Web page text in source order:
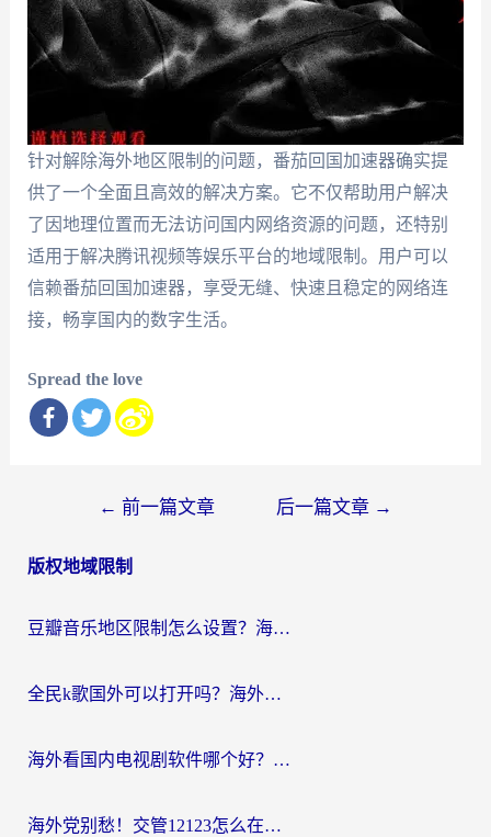
针对解除海外地区限制的问题，番茄回国加速器确实提
供了一个全面且高效的解决方案。它不仅帮助用户解决
了因地理位置而无法访问国内网络资源的问题，还特别
适用于解决腾讯视频等娱乐平台的地域限制。用户可以
信赖番茄回国加速器，享受无缝、快速且稳定的网络连
接，畅享国内的数字生活。
Spread the love
导
← 前一篇文章 后一篇文章 →
版权地域限制
豆瓣音乐地区限制怎么设置？海外党亲测有效的回国加速方案来了
全民k歌国外可以打开吗？海外党听国内音乐听书的实用指南
海外看国内电视剧软件哪个好？留学生亲测有效的追剧加速方案
海外党别愁！交管12123怎么在国外用？一篇搞定回国资源访问难题